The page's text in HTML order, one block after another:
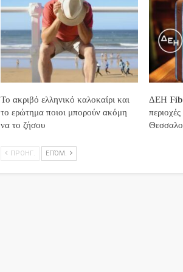
Το ακριβό ελληνικό καλοκαίρι και
το ερώτημα ποιοι μπορούν ακόμη
να το ζήσου
ΔΕΗ
ΠΡΟΗΓ. ΕΠΌΜ.